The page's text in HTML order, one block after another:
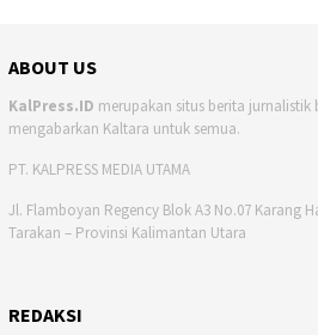
ABOUT US
KalPress.ID merupakan situs berita jurnalistik
mengabarkan Kaltara untuk semua.
PT. KALPRESS MEDIA UTAMA
Jl. Flamboyan Regency Blok A3 No.07 Karang
Tarakan – Provinsi Kalimantan Utara
REDAKSI